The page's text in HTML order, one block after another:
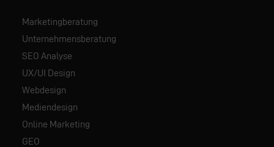
Marketingberatung
Unternehmensberatung
SEO Analyse
UX/UI Design
Webdesign
Mediendesign
Online Marketing
GEO